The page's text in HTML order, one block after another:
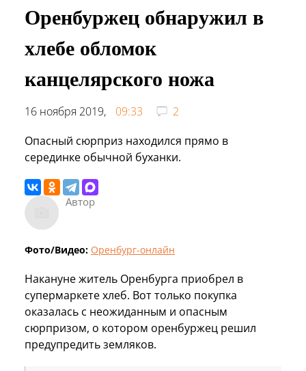
Оренбуржец обнаружил в
хлебе обломок
канцелярского ножа
16 ноября 2019, 09:33
2
Опасный сюрприз находился прямо в
серединке обычной буханки.
Автор
Фото/Видео: Оренбург-онлайн
Накануне житель Оренбурга приобрел в
супермаркете хлеб. Вот только покупка
оказалась с неожиданным и опасным
сюрпризом, о котором оренбуржец решил
предупредить земляков.